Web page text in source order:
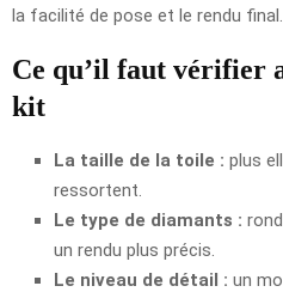
la facilité de pose et le rendu final.
Ce qu’il faut vérifier
kit
La taille de la toile : plus
ressortent.
Le type de diamants :
un rendu plus précis.
Le niveau de détail : un